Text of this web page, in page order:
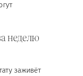
неделю
заживёт